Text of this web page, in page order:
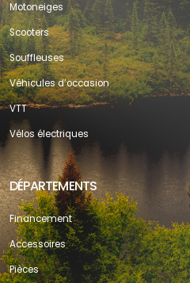
Motoneiges
Scooters
Souffleuses
Véhicules d’occasion
VTT
Vélos électriques
DÉPARTEMENTS
Financement
Accessoires
Pièces